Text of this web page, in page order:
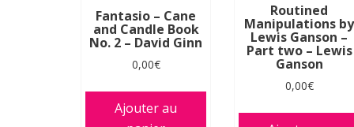
Fantasio – Cane
and Candle Book
No. 2 – David Ginn
0,00€
Ajouter au
Routined
Manipulations by
Lewis Ganson –
Part two – Lewis
Ganson
0,00€